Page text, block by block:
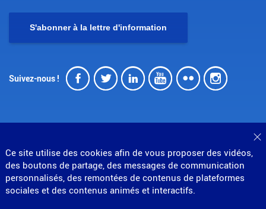
Ce site utilise des cookies afin de vous proposer des vidéos,
des boutons de partage, des messages de communication
personnalisés, des remontées de contenus de plateformes
sociales et des contenus animés et interactifs.
S'abonner à la lettre d'information
Suivez-nous ! Facebook
Twitter
LinkedIn
Youtube
Flickr
© Direction générale des douanes et droits indirects
MENU
Mentions légales
Données personnelles
Gestion des cookies
Accessibilité : partiellement conforme